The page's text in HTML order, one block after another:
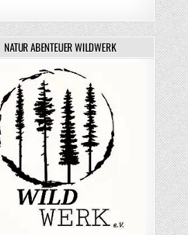
NATUR ABENTEUER WILDWERK